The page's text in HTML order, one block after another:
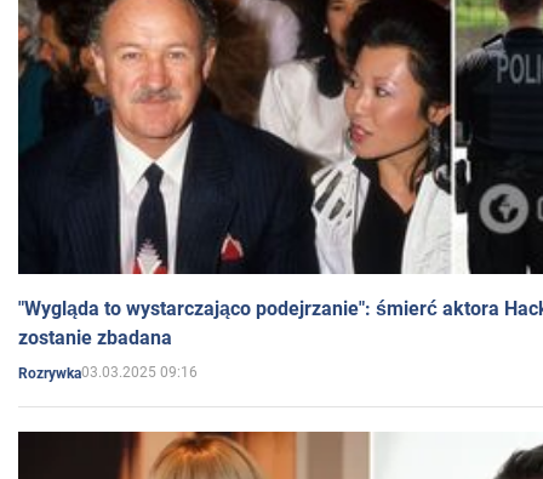
"Wygląda to wystarczająco podejrzanie": śmierć aktora
zostanie zbadana
Rozrywka03.03.2025 09:16